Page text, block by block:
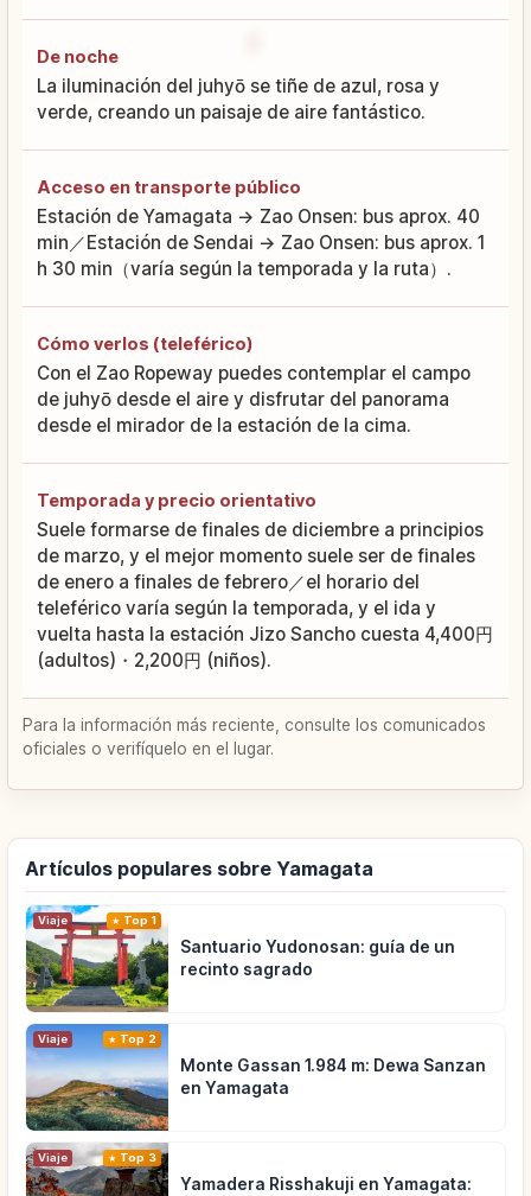
De noche
La iluminación del juhyō se tiñe de azul, rosa y
verde, creando un paisaje de aire fantástico.
Acceso en transporte público
Estación de Yamagata → Zao Onsen: bus aprox. 40
min／Estación de Sendai → Zao Onsen: bus aprox. 1
h 30 min（varía según la temporada y la ruta）.
Cómo verlos (teleférico)
Con el Zao Ropeway puedes contemplar el campo
de juhyō desde el aire y disfrutar del panorama
desde el mirador de la estación de la cima.
Temporada y precio orientativo
Suele formarse de finales de diciembre a principios
de marzo, y el mejor momento suele ser de finales
de enero a finales de febrero／el horario del
teleférico varía según la temporada, y el ida y
vuelta hasta la estación Jizo Sancho cuesta 4,400円
(adultos)・2,200円 (niños).
Para la información más reciente, consulte los comunicados
oficiales o verifíquelo en el lugar.
Artículos populares sobre Yamagata
Viaje Top 1
Santuario Yudonosan: guía de un
recinto sagrado
Viaje Top 2
Monte Gassan 1.984 m: Dewa Sanzan
en Yamagata
Viaje Top 3
Yamadera Risshakuji en Yamagata: